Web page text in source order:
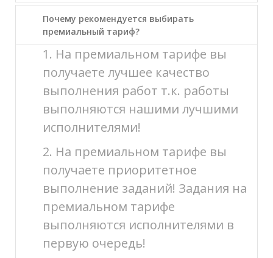
Почему рекомендуется выбирать
премиальный тариф?
1. На премиальном тарифе вы
получаете лучшее качество
выполнения работ т.к. работы
выполняются нашими лучшими
исполнителями!
2. На премиальном тарифе вы
получаете приоритетное
выполнение заданий! Задания на
премиальном тарифе
выполняются исполнителями в
первую очередь!